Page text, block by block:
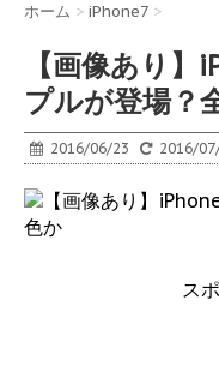
ホーム > iPhone7 >
【画像あり
プルが登場？
2016/06/23 2016/
ス